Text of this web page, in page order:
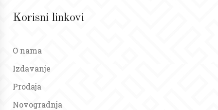
Korisni linkovi
O nama
Izdavanje
Prodaja
Novogradnja